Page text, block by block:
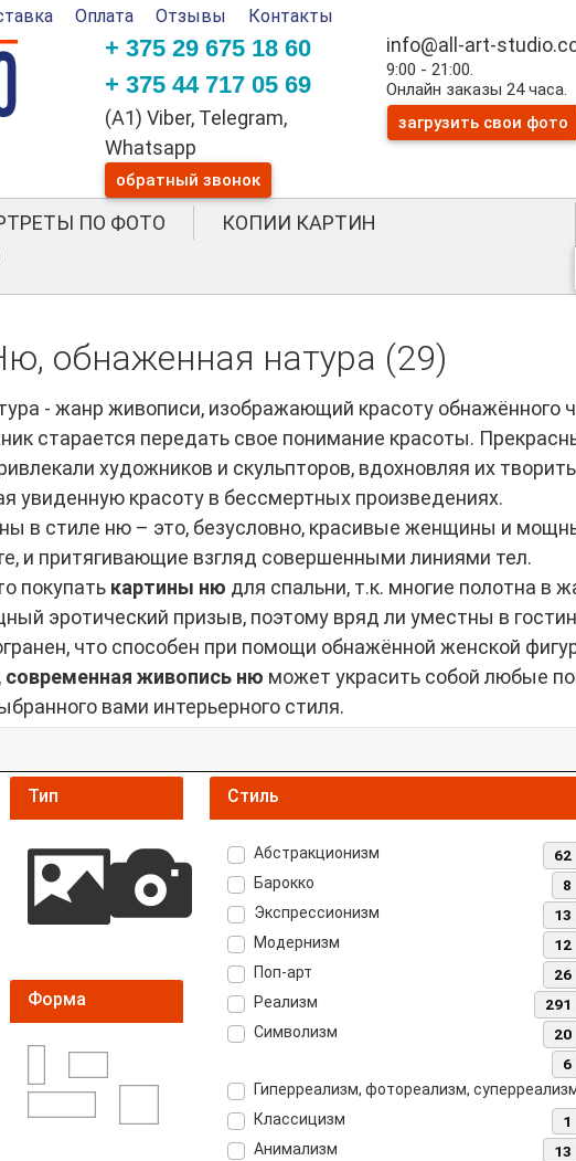
Оплата Отзывы Контакты
+ 375 29 675 18 60
+ 375 44 717 05 69
(A1) Viber, Telegram,
Whatsapp
обратный звонок
info@all-art-
9:00 - 21:00.
Онлайн заказы 24 часа.
загрузить свои фото
ПО ФОТО
КОПИИ КАРТИН
обнаженная натура (29)
- жанр живописи, изображающий красоту обнажённого
старается передать свое понимание красоты.
художников и скульпторов, вдохновляя их
увиденную красоту в бессмертных произведениях.
в стиле ню – это, безусловно, красивые женщины и
и притягивающие взгляд совершенными линиями тел.
покупать картины ню для спальни, т.к. многие полотна в
эротический призыв, поэтому вряд ли уместны в
что способен при помощи обнажённой женской
современная живопись ню может украсить собой любые
вами интерьерного стиля.
Тип
Форма
Стиль
62
Абстракционизм
8
Барокко
13
Экспрессионизм
12
Модернизм
26
Поп-арт
291
Реализм
20
Символизм
6
Гиперреализм, фотореализм,
1
Классицизм
13
Анимализм